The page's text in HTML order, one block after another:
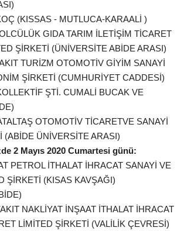
(KISSAS - MUTLUCA-KARAALİ )
GIDA TARIM İLETİŞİM TİCARET
ŞİRKETİ (ÜNİVERSİTE ABİDE ARASI)
TURİZM OTOMOTİV GİYİM SANAYİ
ŞİRKETİ (CUMHURİYET CADDESİ)
ŞTİ. CUMALİ BUCAK VE
OTOMOTİV TİCARETVE SANAYİ
(ABİDE ÜNİVERSİTE ARASI)
2 Mayıs 2020 Cumartesi günü:
PETROL İTHALAT İHRACAT SANAYİ VE
ŞİRKETİ (KISAS KAVŞAĞI)
NAKLİYAT İNŞAAT İTHALAT İHRACAT
LİMİTED ŞİRKETİ (VALİLİK ÇEVRESİ)